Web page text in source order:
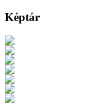
Képtár